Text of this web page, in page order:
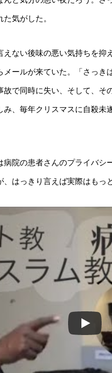
気がした。
えない後味の悪い気持ちを
メールが来ていた。「さっ
故で同時に失い、そして、
み、毎年クリスマスに自殺
院の患者さんのプライバシ
はっきり言えば実際はもっ